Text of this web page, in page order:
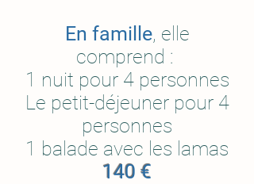
En famille, elle
comprend :
1 nuit pour 4 personnes
Le petit-déjeuner pour 4
personnes
1 balade avec les lamas
140 €